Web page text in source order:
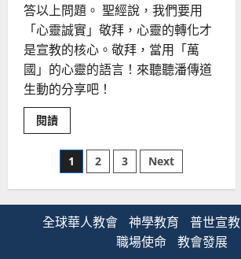
答以上問題。 聖經說，我們要用
「心靈誠實」敬拜，心靈的轉化才
是宣教的核心。敬拜，當用「萬
國」的心靈的語言！來聽聽潘傳道
生動的分享吧！
閱讀Read
more
民
敬
拜
敬
拜
和
文
章
分
1 2 3 Next
全球華人教會 神學教育 普世宣教
職場使命
教會發展